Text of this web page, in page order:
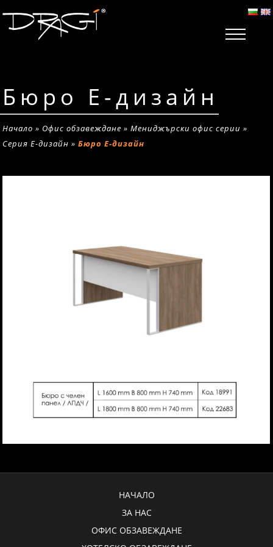
Бюро Е-дизайн
Начало » Офис обзавеждане »Мениджърски офис серии »
Серия Е-дизайн »Бюро Е-дизайн
НАЧАЛО
ЗА НАС
ОФИС ОБЗАВЕЖДАНЕ